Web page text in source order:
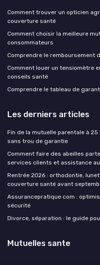
Comment trouver un opticien
couverture santé
Comment choisir la meilleure
consommateurs
Comprendre le
Comment louer un tensiomètre
conseils santé
Comprendre le tableau de
Les derniers articles
Fin de la mutuelle parentale à
sans trou de garantie
Comment faire des abeilles
services clients et assistance
Rentrée 2026 : orthodontie,
couverture santé avant
Assurancepratique com :
sécurité
Divorce, séparation : le guide
Mutuelles sante